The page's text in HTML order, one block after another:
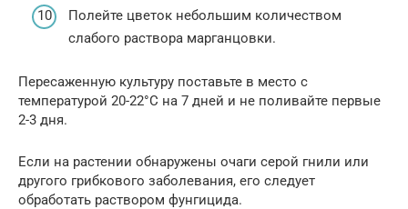
Полейте цветок небольшим количеством
слабого раствора марганцовки.
Пересаженную культуру поставьте в место с
температурой 20-22°С на 7 дней и не поливайте первые
2-3 дня.
Если на растении обнаружены очаги серой гнили или
другого грибкового заболевания, его следует
обработать раствором фунгицида.